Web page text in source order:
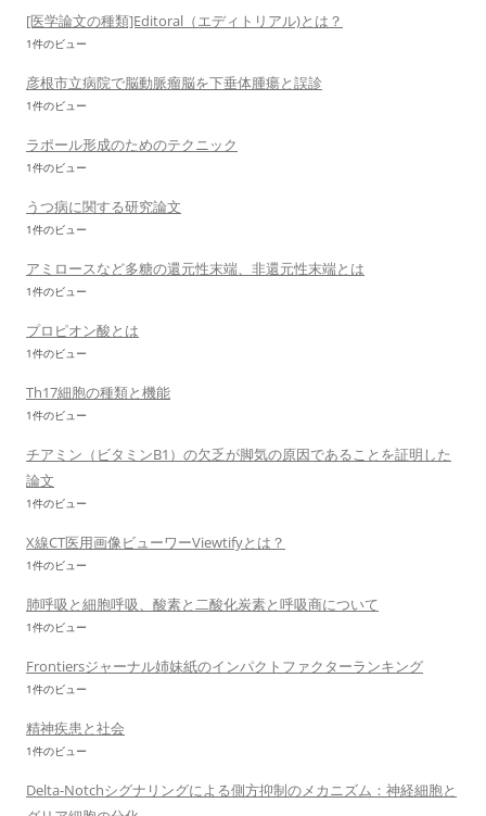
[医学論文の種類]Editoral（エディトリアル)とは？
1件のビュー
彦根市立病院で脳動脈瘤脳を下垂体腫瘍と誤診
1件のビュー
ラポール形成のためのテクニック
1件のビュー
うつ病に関する研究論文
1件のビュー
アミロースなど多糖の還元性末端、非還元性末端とは
1件のビュー
プロピオン酸とは
1件のビュー
Th17細胞の種類と機能
1件のビュー
チアミン（ビタミンB1）の欠乏が脚気の原因であることを証明した
論文
1件のビュー
X線CT医用画像ビューワーViewtifyとは？
1件のビュー
肺呼吸と細胞呼吸、酸素と二酸化炭素と呼吸商について
1件のビュー
Frontiersジャーナル姉妹紙のインパクトファクターランキング
1件のビュー
精神疾患と社会
1件のビュー
Delta-Notchシグナリングによる側方抑制のメカニズム：神経細胞と